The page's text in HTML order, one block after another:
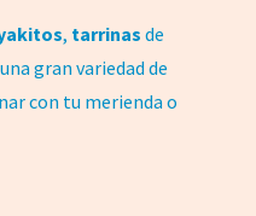
, tarrinas de
gran variedad de
con tu merienda o